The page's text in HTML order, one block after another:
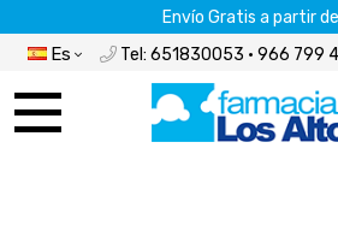
Envío Gratis a partir
Es Tel: 651830053 · 966 799